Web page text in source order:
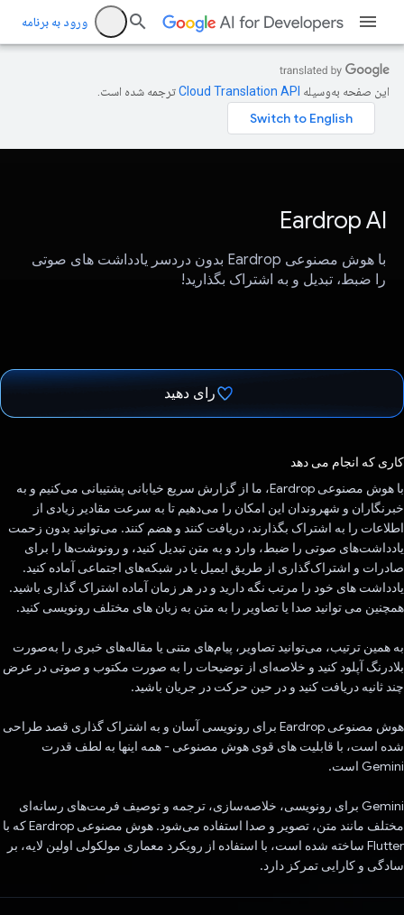
ورود به برنامه
این صفحه به‌وسیله ترجمه شده است.
Eardrop AI
با هوش مصنوعی Eardrop بدون دردسر یادداشت های صوتی
را ضبط، تبدیل و به اشتراک بگذارید!
رای دهید
کاری که انجام می دهد
با هوش مصنوعی Eardrop، ما از گزارش سریع خیابانی پشتیبانی می‌کنیم و به
خبرنگاران و شهروندان این امکان را می‌دهیم تا به سرعت مقادیر زیادی از
اطلاعات را به اشتراک بگذارند، دریافت کنند و هضم کنند. می‌توانید بدون زحمت
یادداشت‌های صوتی را ضبط، وارد و به متن تبدیل کنید، و رونوشت‌ها را برای
صادرات و اشتراک‌گذاری از طریق ایمیل یا در شبکه‌های اجتماعی آماده کنید.
یادداشت های خود را مرتب نگه دارید و در هر زمان آماده اشتراک گذاری باشید.
همچنین می توانید صدا یا تصاویر را به متن به زبان های مختلف رونویسی کنید.
به همین ترتیب، می‌توانید تصاویر، پیام‌های متنی یا مقاله‌های خبری را به‌صورت
بلادرنگ آپلود کنید و خلاصه‌ای از توضیحات را به صورت مکتوب و صوتی در عرض
چند ثانیه دریافت کنید و در حین حرکت در جریان باشید.
هوش مصنوعی Eardrop برای رونویسی آسان و به اشتراک گذاری قصد طراحی
شده است، با قابلیت های قوی هوش مصنوعی - همه اینها به لطف قدرت
Gemini است.
Gemini برای رونویسی، خلاصه‌سازی، ترجمه و توصیف فرمت‌های رسانه‌ای
مختلف مانند متن، تصویر و صدا استفاده می‌شود. هوش مصنوعی Eardrop که با
Flutter ساخته شده است، با استفاده از رویکرد معماری مولکولی اولین لایه، بر
سادگی و کارایی تمرکز دارد.